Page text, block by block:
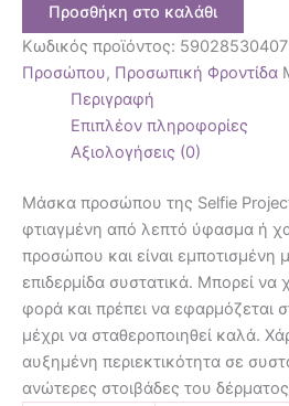
Προσθήκη στο καλάθι
Κωδικός προϊόντος:
Προσώπου, Προσωπική Φροντίδα
Περιγραφή
Επιπλέον πληροφορίες
Αξιολογήσεις (0)
Μάσκα προσώπου της Selfie
φτιαγμένη από λεπτό ύφασμα ή
προσώπου και είναι εμποτισμένη
επιδερμίδα συστατικά. Μπορεί να
φορά και πρέπει να εφαρμόζεται
μέχρι να σταθεροποιηθεί καλά.
αυξημένη περιεκτικότητα σε
ανώτερες στοιβάδες του